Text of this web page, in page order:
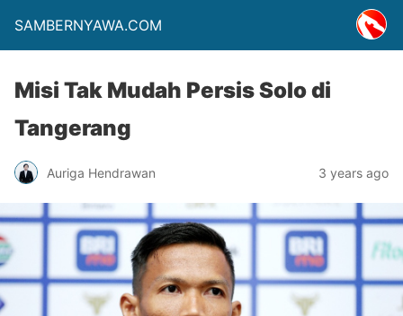
SAMBERNYAWA.COM
Misi Tak Mudah Persis Solo di
Tangerang
Auriga Hendrawan 3 years ago